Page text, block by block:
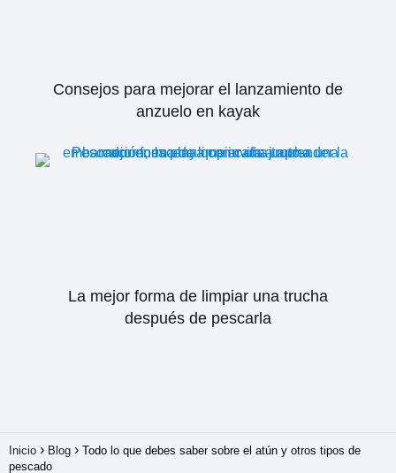
Consejos para mejorar el lanzamiento de
anzuelo en kayak
La mejor forma de limpiar una trucha
después de pescarla
Inicio Blog
Todo lo que debes saber sobre el atún y otros tipos de
pescado